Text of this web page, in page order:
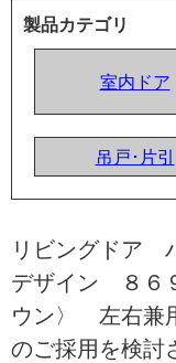
製品カテゴリ
室内ドア
吊戸･片引
リビングドア
デザイン ８６
ウン〉 左右兼
のご採用を検討